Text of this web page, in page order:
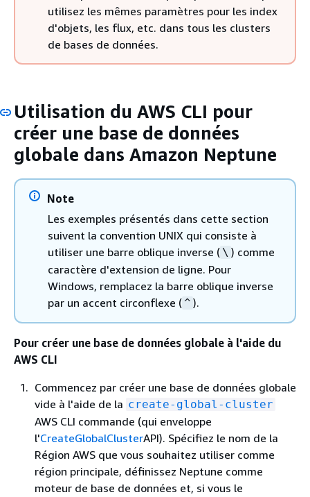
utilisez les mêmes paramètres pour les index
d'objets, les flux, etc. dans tous les clusters
de bases de données.
Utilisation du AWS CLI pour
créer une base de données
globale dans Amazon Neptune
Note
Les exemples présentés dans cette section
suivent la convention UNIX qui consiste à
utiliser une barre oblique inverse ( \ ) comme
caractère d'extension de ligne. Pour
Windows, remplacez la barre oblique inverse
par un accent circonflexe (^ ).
Pour créer une base de données globale à l'aide du
AWS CLI
Commencez par créer une base de données globale
vide à l'aide de la create-global-cluster
AWS CLI commande (qui enveloppe
l'CreateGlobalClusterAPI). Spécifiez le nom de la
Région AWS que vous souhaitez utiliser comme
région principale, définissez Neptune comme
moteur de base de données et, si vous le